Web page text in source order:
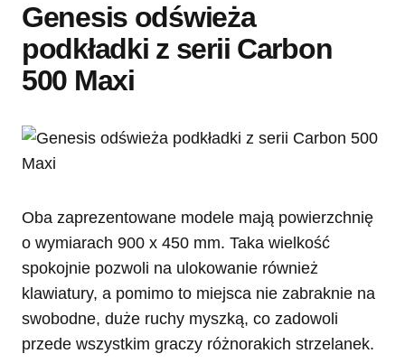
Genesis odświeża
podkładki z serii Carbon
500 Maxi
Oba zaprezentowane modele mają powierzchnię
o wymiarach 900 x 450 mm. Taka wielkość
spokojnie pozwoli na ulokowanie również
klawiatury, a pomimo to miejsca nie zabraknie na
swobodne, duże ruchy myszką, co zadowoli
przede wszystkim graczy różnorakich strzelanek.